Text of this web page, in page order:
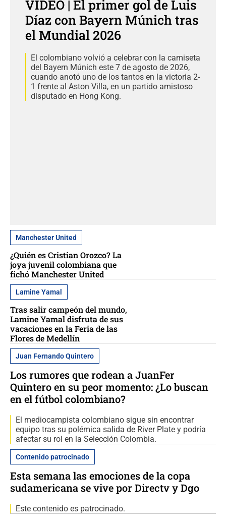
VIDEO | El primer gol de Luis
Díaz con Bayern Múnich tras
el Mundial 2026
El colombiano volvió a celebrar con la camiseta
del Bayern Múnich este 7 de agosto de 2026,
cuando anotó uno de los tantos en la victoria 2-
1 frente al Aston Villa, en un partido amistoso
disputado en Hong Kong.
Manchester United
¿Quién es Cristian Orozco? La
joya juvenil colombiana que
fichó Manchester United
Lamine Yamal
Tras salir campeón del mundo,
Lamine Yamal disfruta de sus
vacaciones en la Feria de las
Flores de Medellín
Juan Fernando Quintero
Los rumores que rodean a JuanFer
Quintero en su peor momento: ¿Lo buscan
en el fútbol colombiano?
El mediocampista colombiano sigue sin encontrar
equipo tras su polémica salida de River Plate y podría
afectar su rol en la Selección Colombia.
Contenido patrocinado
Esta semana las emociones de la copa
sudamericana se vive por Directv y Dgo
Este contenido es patrocinado.